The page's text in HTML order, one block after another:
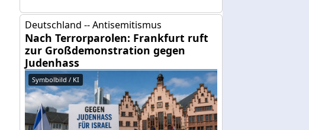
Deutschland -- Antisemitismus
Nach Terrorparolen: Frankfurt ruft
zur Großdemonstration gegen
Judenhass
Symbolbild / KI